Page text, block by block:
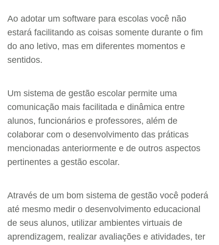
Ao adotar um software para escolas você não
estará facilitando as coisas somente durante o fim
do ano letivo, mas em diferentes momentos e
sentidos.
Um sistema de gestão escolar permite uma
comunicação mais facilitada e dinâmica entre
alunos, funcionários e professores, além de
colaborar com o desenvolvimento das práticas
mencionadas anteriormente e de outros aspectos
pertinentes a gestão escolar.
Através de um bom sistema de gestão você poderá
até mesmo medir o desenvolvimento educacional
de seus alunos, utilizar ambientes virtuais de
aprendizagem, realizar avaliações e atividades, ter